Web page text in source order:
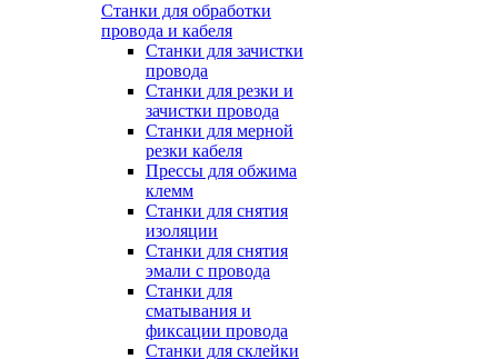
Станки для обработки
провода и кабеля
Станки для зачистки
провода
Станки для резки и
зачистки провода
Станки для мерной
резки кабеля
Прессы для обжима
клемм
Станки для снятия
изоляции
Станки для снятия
эмали с провода
Станки для
сматывания и
фиксации провода
Станки для склейки